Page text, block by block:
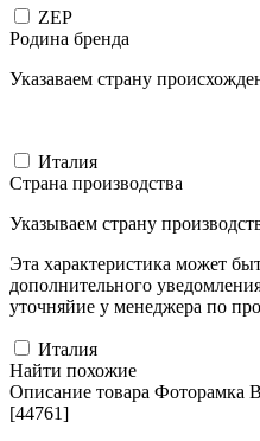
ZEP
Родина бренда
Указаваем страну
Италия
Страна производства
Указываем страну
Эта характеристика может
дополнительного
уточняйие у менеджера по
Италия
Найти похожие
Описание товара Фоторамка
[44761]